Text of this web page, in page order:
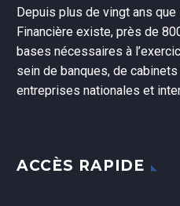
Depuis plus de vingt ans
Financière existe, près de
bases nécessaires à
sein de banques, de
entreprises nationales et
ACCÈS RAPIDE